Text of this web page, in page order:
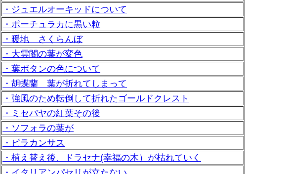
・ジュエルオーキッドについて
・ポーチュラカに黒い粒
・暖地 さくらんぼ
・大雲閣の葉が変色
・葉ボタンの色について
・胡蝶蘭 葉が折れてしまって
・強風のため転倒して折れたゴールドクレスト
・ミセバヤの紅葉その後
・ソフォラの葉が
・ピラカンサス
・植え替え後、ドラセナ(幸福の木）が枯れていく